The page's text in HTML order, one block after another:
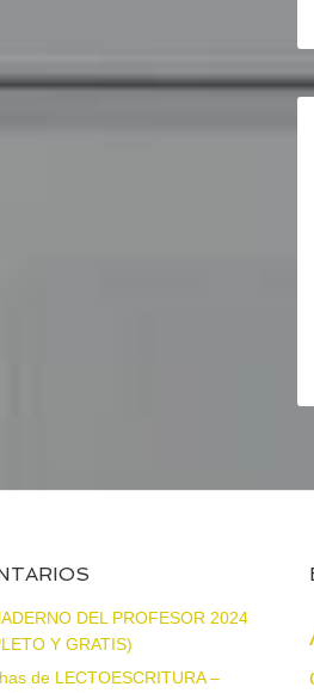
DEL PROFESOR 2024
Y GRATIS)
de LECTOESCRITURA –